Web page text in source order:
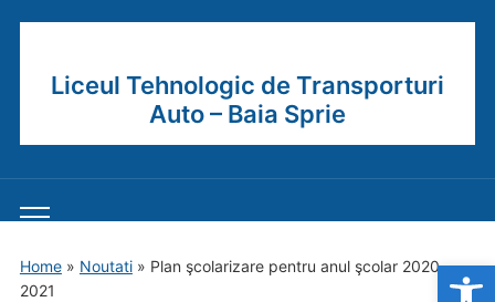
Liceul Tehnologic de Transporturi
Auto – Baia Sprie
Toggle
menu
Home» Noutati» Plan şcolarizare pentru anul şcolar 2020-
2021